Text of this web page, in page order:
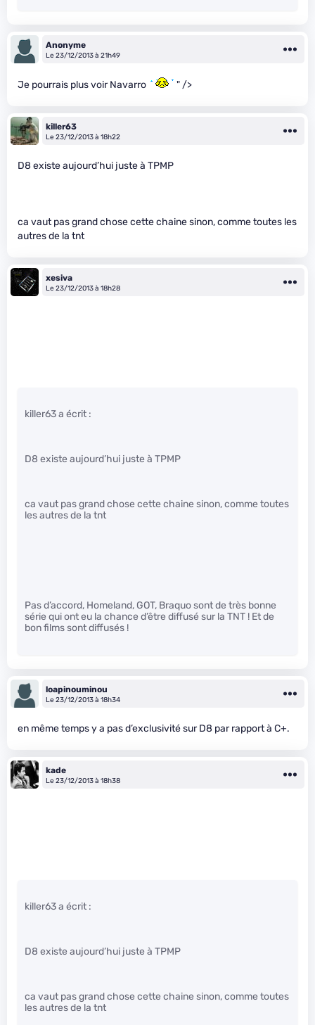
Anonyme
Le 23/12/2013 à 21h49
Je pourrais plus voir Navarro " />
killer63
Le 23/12/2013 à 18h22
D8 existe aujourd’hui juste à TPMP
ca vaut pas grand chose cette chaine sinon, comme toutes les
autres de la tnt
xesiva
Le 23/12/2013 à 18h28
killer63 a écrit :
D8 existe aujourd’hui juste à TPMP
ca vaut pas grand chose cette chaine sinon, comme toutes
les autres de la tnt
Pas d’accord, Homeland, GOT, Braquo sont de très bonne
série qui ont eu la chance d’être diffusé sur la TNT ! Et de
bon films sont diffusés !
loapinouminou
Le 23/12/2013 à 18h34
en même temps y a pas d’exclusivité sur D8 par rapport à C+.
kade
Le 23/12/2013 à 18h38
killer63 a écrit :
D8 existe aujourd’hui juste à TPMP
ca vaut pas grand chose cette chaine sinon, comme toutes
les autres de la tnt